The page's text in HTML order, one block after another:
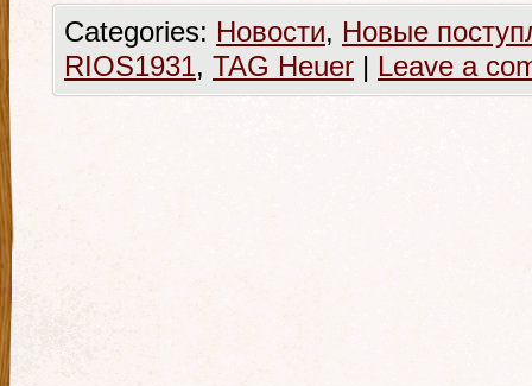
Categories: Новости, Новые
RIOS1931, TAG Heuer | Leave a